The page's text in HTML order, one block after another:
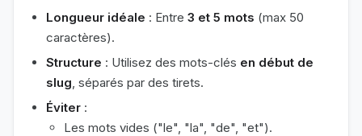
Longueur idéale : Entre 3 et 5 mots (max 50
caractères).
Structure : Utilisez des mots-clés en début de
slug, séparés par des tirets.
Éviter :
Les mots vides ("le", "la", "de", "et").